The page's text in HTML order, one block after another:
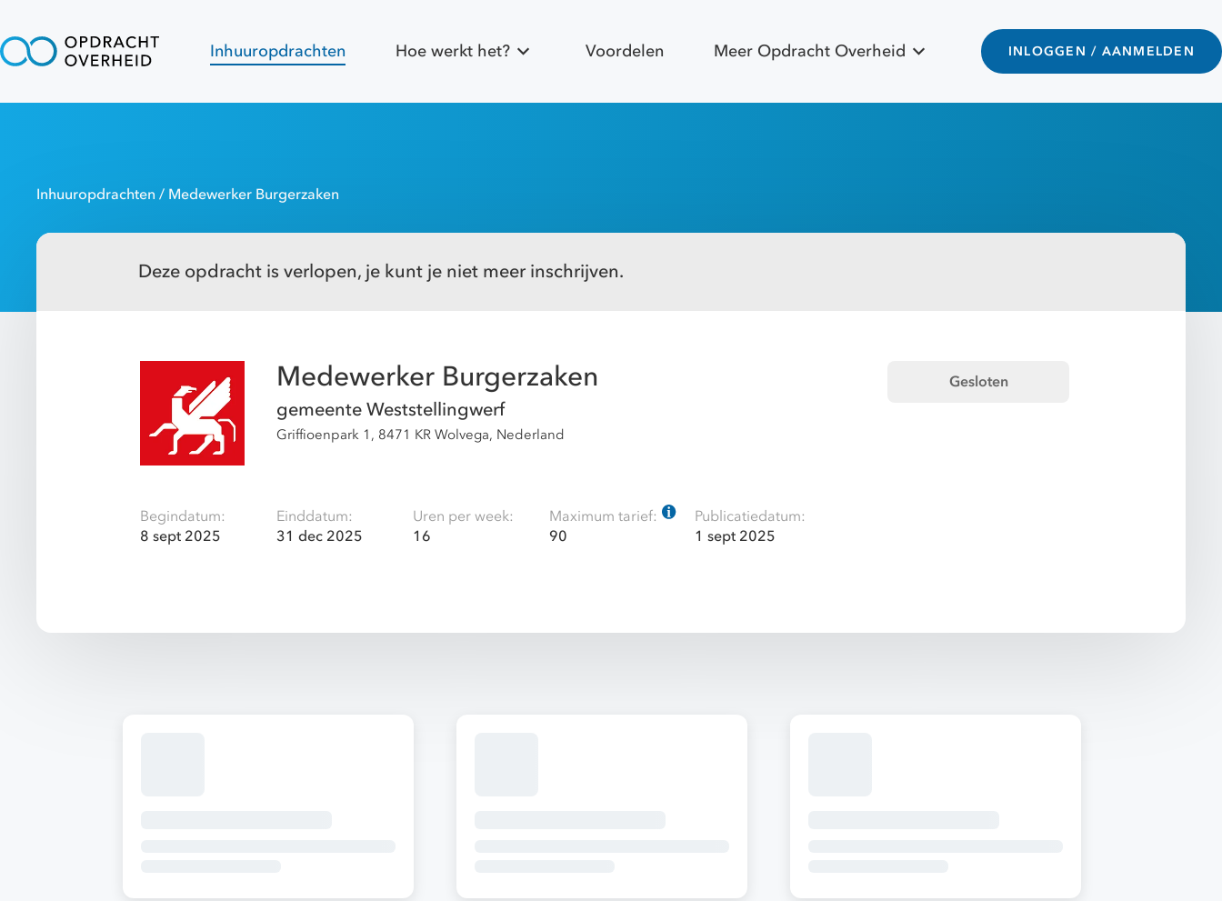
Inhuuropdrachten Hoe werkt het? Voordelen Meer Opdracht Overheid INLOGGEN / AANMELDEN
Inhuuropdrachten / Medewerker Burgerzaken
Deze opdracht is verlopen, je kunt je niet meer inschrijven.
Medewerker Burgerzaken
gemeente Weststellingwerf
Griffioenpark 1, 8471 KR Wolvega, Nederland
Gesloten
Begindatum:
8 sept 2025
Einddatum:
31 dec 2025
Uren per week:
16
Maximum tarief:
90
Publicatiedatum:
1 sept 2025